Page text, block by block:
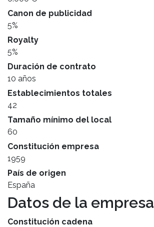
Canon de publicidad
5%
Royalty
5%
Duración de contrato
10 años
Establecimientos totales
42
Tamaño mínimo del local
60
Constitución empresa
1959
País de origen
España
Datos de la empresa
Constitución cadena